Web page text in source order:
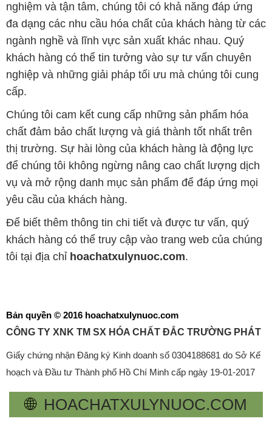
nghiệm và tận tâm, chúng tôi có khả năng đáp ứng
đa dạng các nhu cầu hóa chất của khách hàng từ các
ngành nghề và lĩnh vực sản xuất khác nhau. Quý
khách hàng có thể tin tưởng vào sự tư vấn chuyên
nghiệp và những giải pháp tối ưu mà chúng tôi cung
cấp.
Chúng tôi cam kết cung cấp những sản phẩm hóa
chất đảm bảo chất lượng và giá thành tốt nhất trên
thị trường. Sự hài lòng của khách hàng là động lực
để chúng tôi không ngừng nâng cao chất lượng dịch
vụ và mở rộng danh mục sản phẩm để đáp ứng mọi
yêu cầu của khách hàng.
Để biết thêm thông tin chi tiết và được tư vấn, quý
khách hàng có thể truy cập vào trang web của chúng
tôi tại địa chỉ hoachatxulynuoc.com.
Bản quyền © 2016 hoachatxulynuoc.com
CÔNG TY XNK TM SX HÓA CHẤT ĐẮC TRƯỜNG PHÁT
Giấy chứng nhận Đăng ký Kinh doanh số 0304188681 do Sở Kế
hoạch và Đầu tư Thành phố Hồ Chí Minh cấp ngày 19-01-2017
🌐 HOACHATXULYNUOC.COM